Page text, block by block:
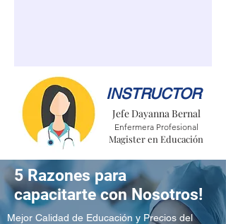
INSTRUCTOR
Jefe Dayanna Bernal
Enfermera Profesional
Magister en Educación
5 Razones para
capacitarte con Nosotros!
Mejor Calidad de Educación y Precios del